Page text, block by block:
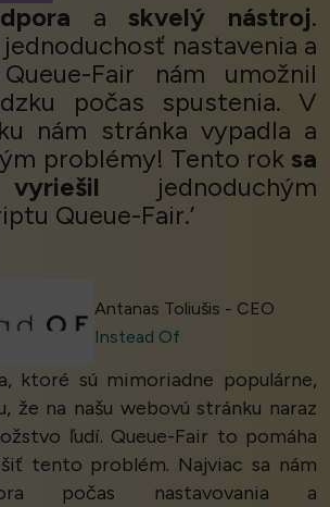
askvelý nástroj.
nastavenia a
Fair nám umožnil
počas spustenia. V
nám stránka vypadla a
problémy! Tento rok sa
jednoduchým
Queue-Fair.’
Antanas Toliušis - CEO
Instead Of
ktoré sú mimoriadne populárne,
že na našu webovú stránku naraz
ľudí. Queue-Fair to pomáha
tento problém. Najviac sa nám
počas nastavovania a